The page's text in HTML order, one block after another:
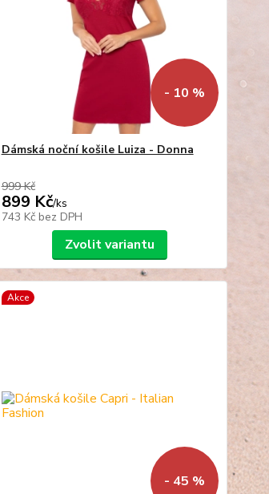
- 10 %
Dámská noční košile Luiza - Donna
999 Kč
899 Kč/ks
743 Kč bez DPH
Zvolit variantu
Akce
- 45 %